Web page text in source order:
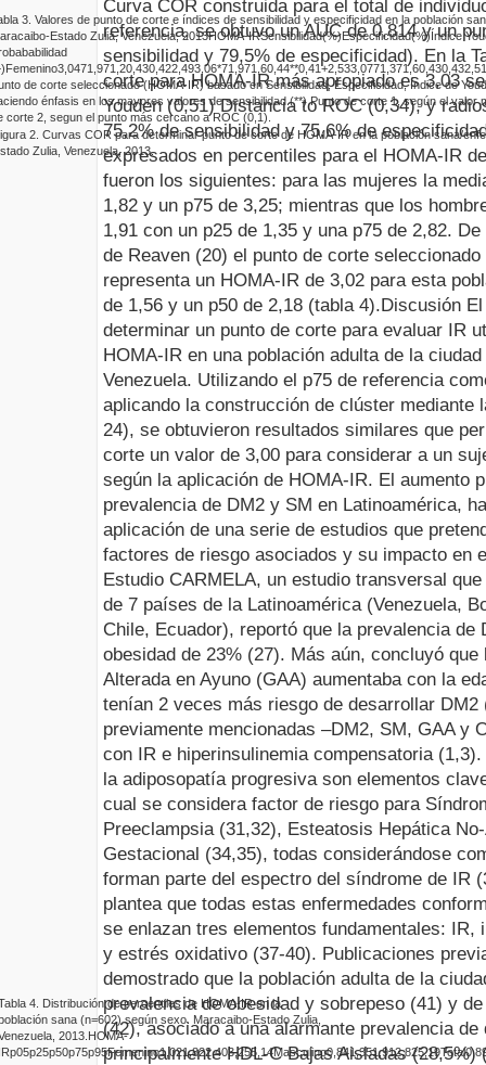
2 Curvas COR para determinar punto de corte de HOMA-IR en la población sana/
Zulia, Venezuela, 2013.
Curva COR construida para el total de
referencia, se
3. Valores de punto de corte e índices de sensibilidad y especificidad en la población
Estado Zulia, Venezuela, 2013HOMA-IRSensibilidad(%)Especificidad(%)Índice
Femenino3,0471,971,20,430,422,493,06*71,971,60,44**0,41+2,533,0771,371,60,430,43
de corte seleccionado (HOMA-IR) basado en Sensibilidad, Especificidad, Índice de
énfasis en los mayores valores de sensibilidad.(**) Punto de corte 1, según el valor
corte 2, segun el punto más cercano a ROC (0,1).
obtuvo un AUC de 0,814 y un
sensibilidad y 79,5% de especificidad). En la
corte para HOMA-IR más apropiado es 3,03
Youden (0,51) Distancia to ROC (0,34), y
75,2% de sensibilidad y 75,6% de
expresados en percentiles para el HOMA-IR
fueron los siguientes: para las mujeres la
1,82 y un p75 de 3,25; mientras que los
1,91 con un p25 de 1,35 y una p75 de 2,82.
de Reaven (20) el punto de corte
representa un HOMA-IR de 3,02 para esta
de 1,56 y un p50 de 2,18 (tabla 4).Discusión
determinar un punto de corte para evaluar IR
HOMA-IR en una población adulta de la
Venezuela. Utilizando el p75 de referencia
aplicando la construcción de clúster mediante
24), se obtuvieron resultados similares que
corte un valor de 3,00 para considerar a un
según la aplicación de HOMA-IR. El aumento
prevalencia de DM2 y SM en Latinoamérica,
aplicación de una serie de estudios que
factores de riesgo asociados y su impacto en
Estudio CARMELA, un estudio transversal
de 7 países de la Latinoamérica (Venezuela,
Chile, Ecuador), reportó que la prevalencia de
obesidad de 23% (27). Más aún, concluyó
Alterada en Ayuno (GAA) aumentaba con la
tenían 2 veces más riesgo de desarrollar
previamente mencionadas –DM2, SM, GAA y
con IR e hiperinsulinemia compensatoria
la adiposopatía progresiva son elementos
cual se considera factor de riesgo para
Preeclampsia (31,32), Esteatosis Hepática
Gestacional (34,35), todas considerándose
forman parte del espectro del síndrome de IR
plantea que todas estas enfermedades
se enlazan tres elementos fundamentales: IR,
y estrés oxidativo (37-40). Publicaciones
demostrado que la población adulta de la
prevalencia de obesidad y sobrepeso (41) y
(42), asociado a una alarmante prevalencia
principalmente HDL-C Bajas Aisladas (28,5%)
4. Distribución de percentiles de HOMA-IR en la
sana (n=602) según sexo. Maracaibo-Estado Zulia,
2013. HOMA-
p05p25p50p75p95Femenino1,021,822,403,255,14Masculino0,841,351,912,825,19Total